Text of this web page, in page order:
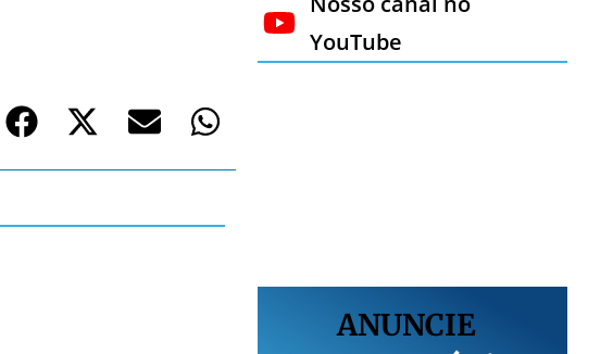
YouTube
ANUNCIE